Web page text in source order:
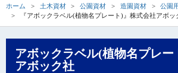
ホーム 土木資材 公園資材 造園資材
公園
『アボックラベル(植物名プレート)』株式会社アボッ
アボックラベル(植物名プレ
アボック社